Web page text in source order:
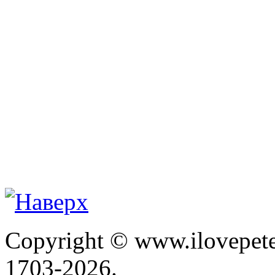
Copyright ©
1703-2026.